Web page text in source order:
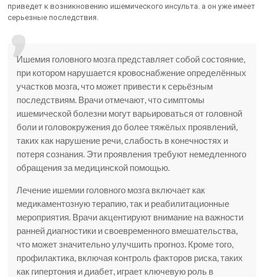
приведет к возникновению ишемического инсульта. а он уже имеет
серьезные последствия.
Ишемия головного мозга представляет собой состояние,
при котором нарушается кровоснабжение определённых
участков мозга, что может привести к серьёзным
последствиям. Врачи отмечают, что симптомы
ишемической болезни могут варьироваться от головной
боли и головокружения до более тяжёлых проявлений,
таких как нарушение речи, слабость в конечностях и
потеря сознания. Эти проявления требуют немедленного
обращения за медицинской помощью.
Лечение ишемии головного мозга включает как
медикаментозную терапию, так и реабилитационные
мероприятия. Врачи акцентируют внимание на важности
ранней диагностики и своевременного вмешательства,
что может значительно улучшить прогноз. Кроме того,
профилактика, включая контроль факторов риска, таких
как гипертония и диабет, играет ключевую роль в